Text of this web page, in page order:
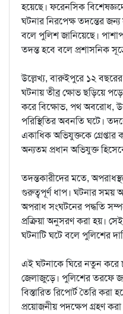
হয়েছে। ফরেনসিক
ঘটনার নিরপেক্ষ তদন্তের
বলে পুলিশ জানিয়েছে।
তদন্ত হবে বলে প্রশাসনিক
উল্লেখ্য, বারুইপুরে ১২
ঘটনায় তীব্র ক্ষোভ ছড়িয়ে
করে বিক্ষোভ, পথ অবরোধ,
পরিস্থিতির অবনতি ঘটে।
একাধিক অভিযুক্তকে
অন্যতম প্রধান অভিযুক্ত
তদন্তকারীদের মতে,
গুরুত্বপূর্ণ ধাপ। ঘটনার সময়
অপরাধ সংঘটনের পদ্ধতি
প্রক্রিয়া অনুসরণ করা হয়।
ঘটনাটি ঘটে বলে পুলিশের
এই ঘটনাকে ঘিরে নতুন করে
জেলাজুড়ে। পুলিশের তরফে
বিস্তারিত রিপোর্ট তৈরি
প্রয়োজনীয় পদক্ষেপ গ্রহণ